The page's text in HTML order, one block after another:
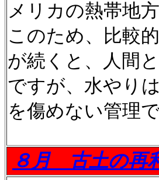
メリカの熱帯地
このため、比較
が続くと、人間
ですが、水やり
を傷めない管理
８月 古土の再